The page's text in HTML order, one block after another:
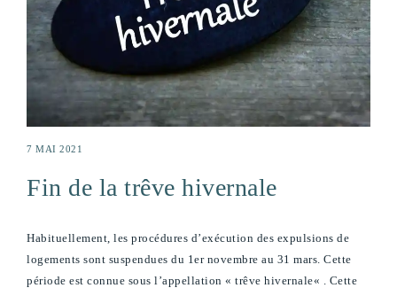
7 MAI 2021
Fin de la trêve hivernale
Habituellement, les procédures d’exécution des expulsions de
logements sont suspendues du 1er novembre au 31 mars. Cette
période est connue sous l’appellation « trêve hivernale« . Cette